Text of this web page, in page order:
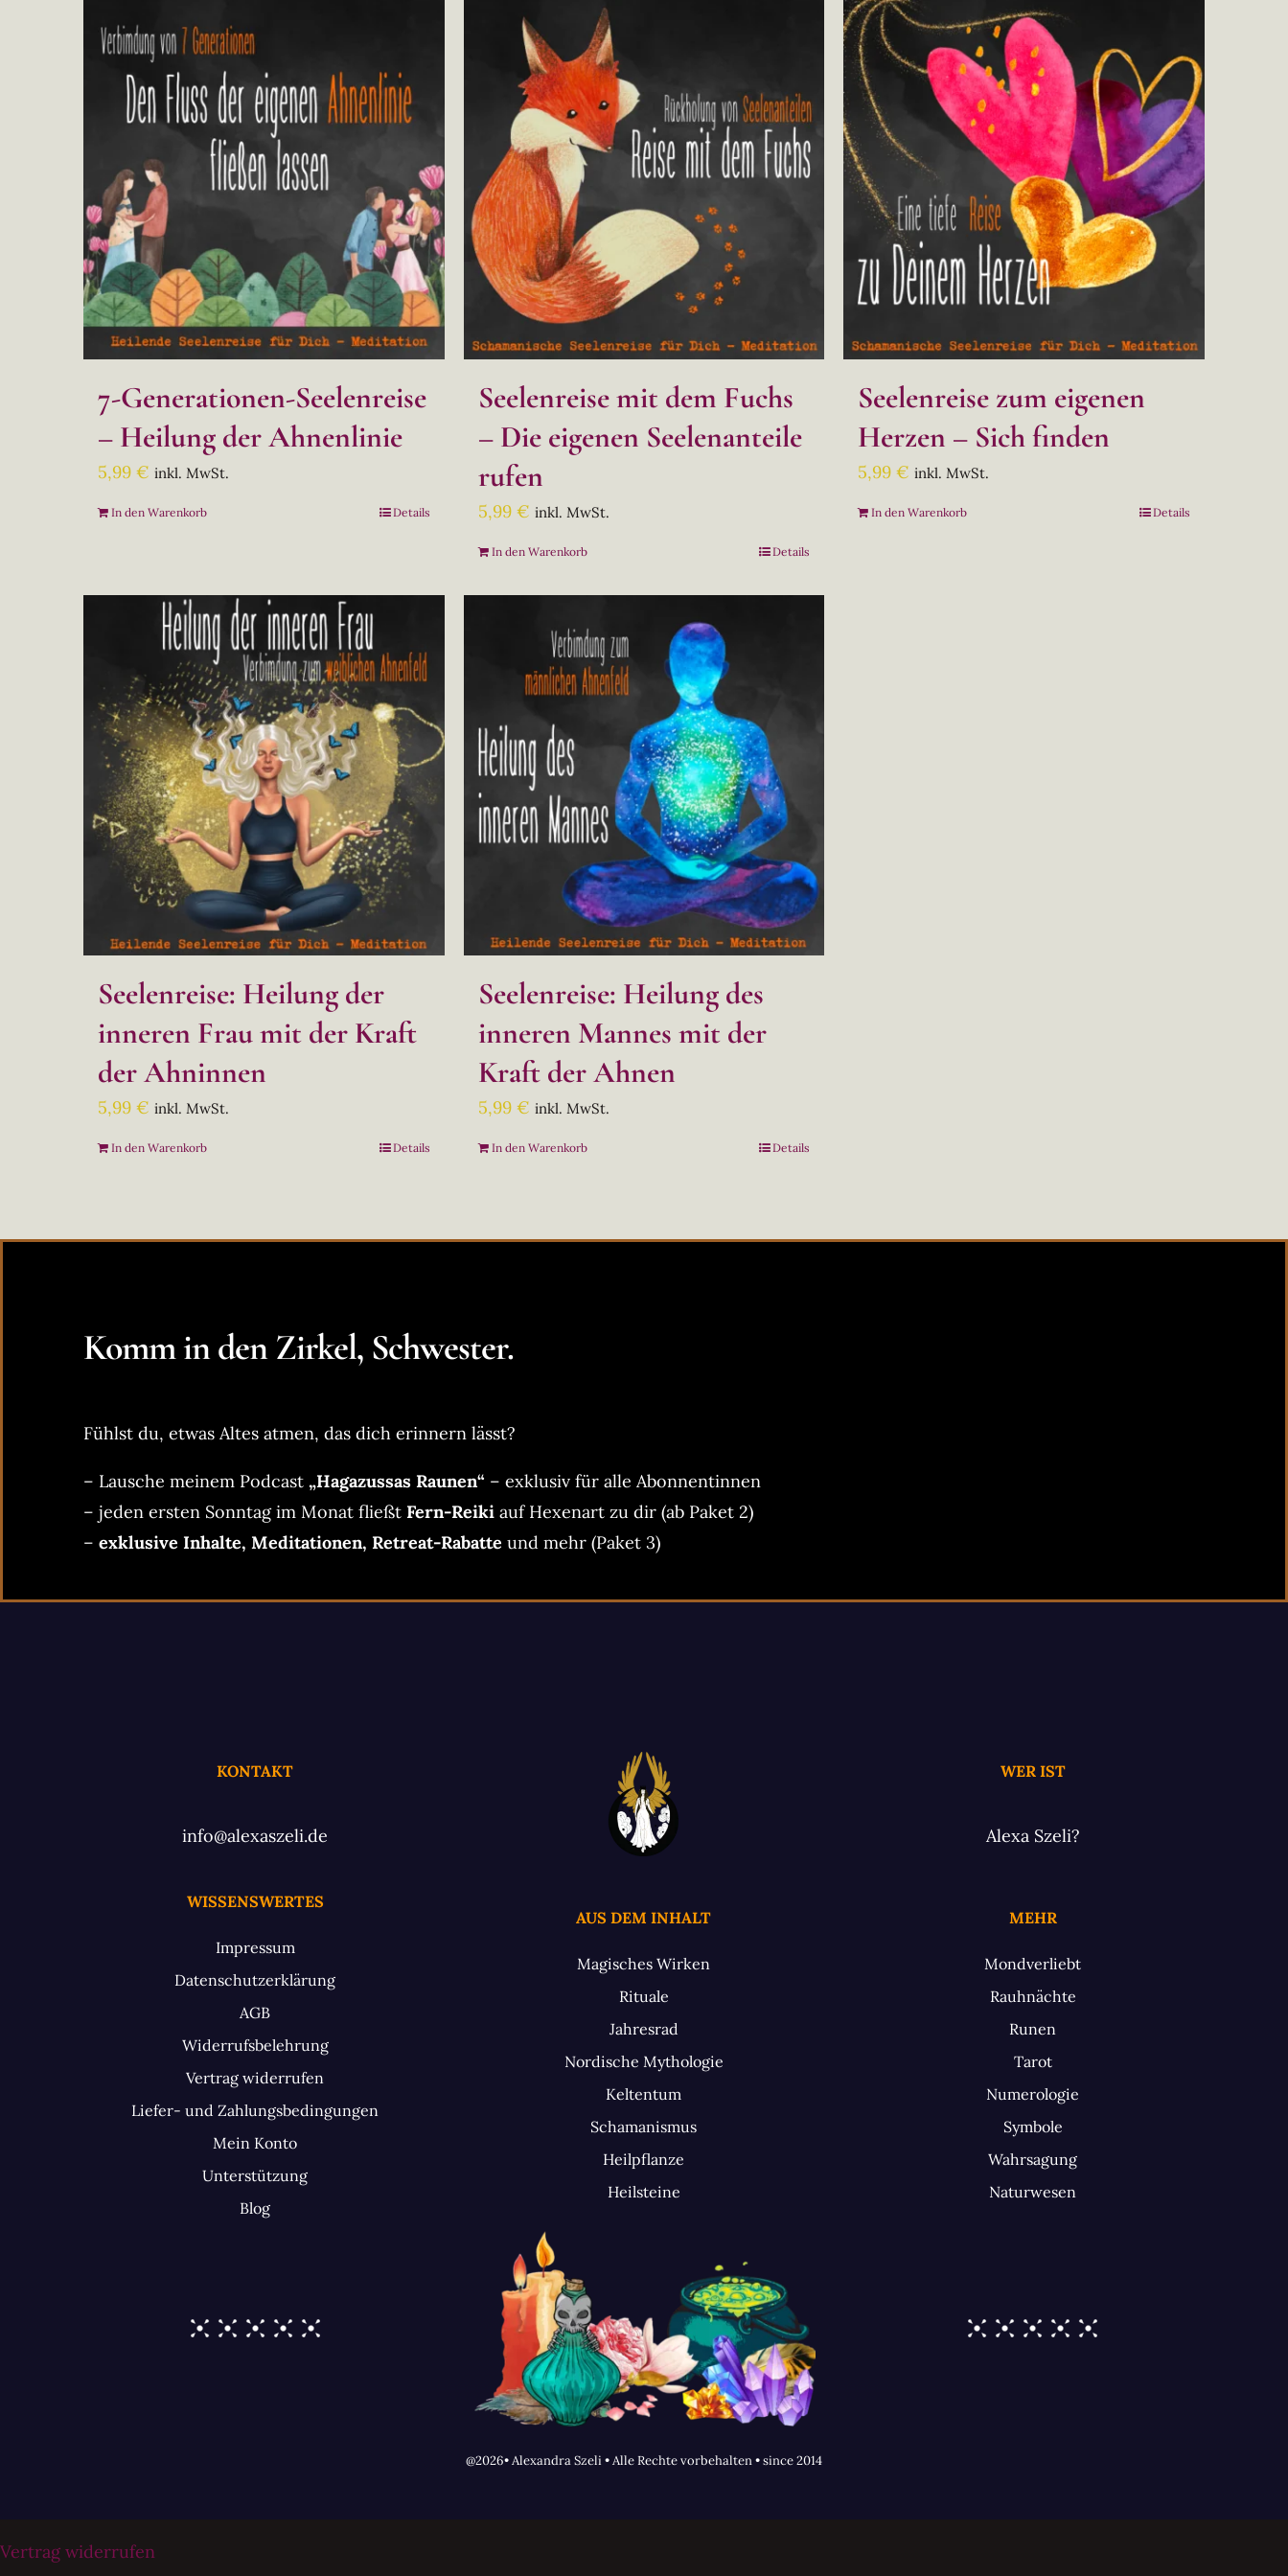
7-Generationen-Seelenreise
– Heilung der Ahnenlinie
5,99 € inkl. MwSt.
In den Warenkorb Details
Seelenreise mit dem Fuchs
– Die eigenen Seelenanteile
rufen
5,99 € inkl. MwSt.
In den Warenkorb Details
Seelenreise zum eigenen
Herzen – Sich finden
5,99€ inkl. MwSt.
In den Warenkorb Details
Seelenreise: Heilung der
inneren Frau mit der Kraft
der Ahninnen
5,99 € inkl. MwSt.
In den Warenkorb Details
Seelenreise: Heilung des
inneren Mannes mit der
Kraft der Ahnen
5,99 € inkl. MwSt.
In den Warenkorb Details
Komm in den Zirkel, Schwester.
Fühlst du, etwas Altes atmen, das dich erinnern lässt?
– Lausche meinem Podcast „Hagazussas Raunen“ – exklusiv für alle Abonnentinnen
– jeden ersten Sonntag im Monat fließt Fern-Reikiauf Hexenart zu dir (ab Paket 2)
– exklusive Inhalte, Meditationen, Retreat-Rabatte und mehr (Paket 3)
KONTAKT
info@alexaszeli.de
WER IST
Alexa Szeli?
WISSENSWERTES
Impressum
Datenschutzerklärung
AGB
Widerrufsbelehrung
Vertrag widerrufen
Liefer- und Zahlungsbedingungen
Mein Konto
Unterstützung
Blog
AUS DEM INHALT
Magisches Wirken
Rituale
Jahresrad
Nordische Mythologie
Keltentum
Schamanismus
Heilpflanze
Heilsteine
MEHR
Mondverliebt
Rauhnächte
Runen
Tarot
Numerologie
Symbole
Wahrsagung
Naturwesen
@2026• Alexandra Szeli • Alle Rechte vorbehalten • since 2014
Vertrag widerrufen